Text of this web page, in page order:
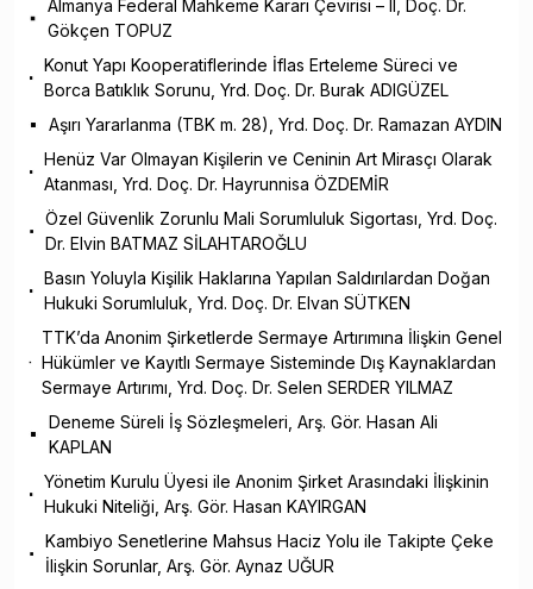
Almanya Federal Mahkeme Kararı Çevirisi – II, Doç. Dr.
Gökçen TOPUZ
Konut Yapı Kooperatiflerinde İflas Erteleme Süreci ve
Borca Batıklık Sorunu, Yrd. Doç. Dr. Burak ADIGÜZEL
Aşırı Yararlanma (TBK m. 28), Yrd. Doç. Dr. Ramazan AYDIN
Henüz Var Olmayan Kişilerin ve Ceninin Art Mirasçı Olarak
Atanması, Yrd. Doç. Dr. Hayrunnisa ÖZDEMİR
Özel Güvenlik Zorunlu Mali Sorumluluk Sigortası, Yrd. Doç.
Dr. Elvin BATMAZ SİLAHTAROĞLU
Basın Yoluyla Kişilik Haklarına Yapılan Saldırılardan Doğan
Hukuki Sorumluluk, Yrd. Doç. Dr. Elvan SÜTKEN
TTK’da Anonim Şirketlerde Sermaye Artırımına İlişkin Genel
Hükümler ve Kayıtlı Sermaye Sisteminde Dış Kaynaklardan
Sermaye Artırımı, Yrd. Doç. Dr. Selen SERDER YILMAZ
Deneme Süreli İş Sözleşmeleri, Arş. Gör. Hasan Ali
KAPLAN
Yönetim Kurulu Üyesi ile Anonim Şirket Arasındaki İlişkinin
Hukuki Niteliği, Arş. Gör. Hasan KAYIRGAN
Kambiyo Senetlerine Mahsus Haciz Yolu ile Takipte Çeke
İlişkin Sorunlar, Arş. Gör. Aynaz UĞUR